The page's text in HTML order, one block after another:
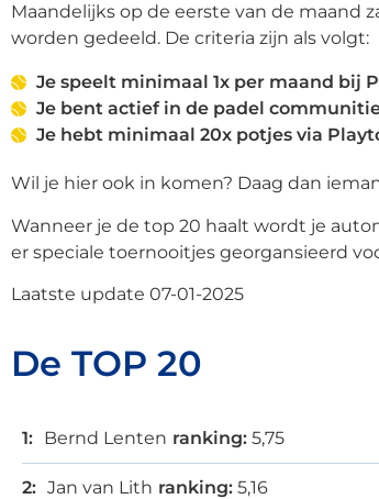
Maandelijks op de eerste van de maand
worden gedeeld. De criteria zijn als volgt:
Je speelt minimaal 1x per maand bij
Je bent actief in de padel
Je hebt minimaal 20x potjes via
Wil je hier ook in komen? Daag dan
Wanneer je de top 20 haalt wordt je
er speciale toernooitjes georgansieerd
Laatste update 07-01-2025
De TOP 20
Bernd Lenten ranking: 5,75
Jan van Lith ranking: 5,16